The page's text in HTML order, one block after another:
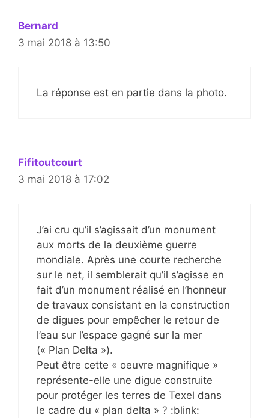
Bernard
3 mai 2018 à 13:50
La réponse est en partie dans la photo.
Fifitoutcourt
3 mai 2018 à 17:02
J’ai cru qu’il s’agissait d’un monument
aux morts de la deuxième guerre
mondiale. Après une courte recherche
sur le net, il semblerait qu’il s’agisse en
fait d’un monument réalisé en l’honneur
de travaux consistant en la construction
de digues pour empêcher le retour de
l’eau sur l’espace gagné sur la mer
(« Plan Delta »).
Peut être cette « oeuvre magnifique »
représente-elle une digue construite
pour protéger les terres de Texel dans
le cadre du « plan delta » ? :blink: